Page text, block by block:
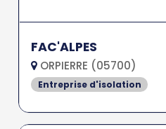
FAC'ALPES
ORPIERRE (05700)
Entreprise d'isolation